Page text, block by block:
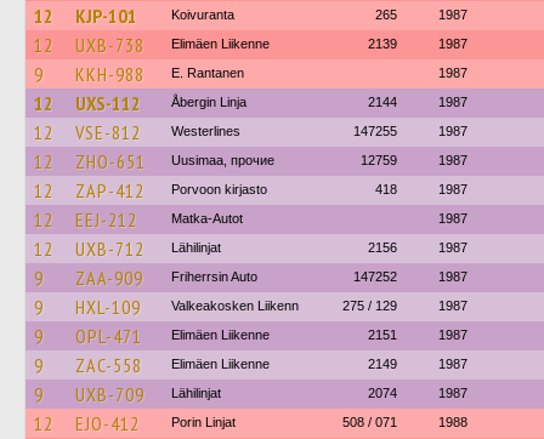
12 KJP-101 Koivuranta 265 1987
12 UXB-738 Elimäen Liikenne 2139 1987
9 KKH-988 E. Rantanen 1987
12 UXS-112 Åbergin Linja 2144 1987
12 VSE-812 Westerlines 147255 1987
12 ZHO-651 Uusimaa, прочие 12759 1987
12 ZAP-412 Porvoon kirjasto 418 1987
12 EEJ-212 Matka-Autot 1987
12 UXB-712 Lähilinjat 2156 1987
9 ZAA-909 Friherrsin Auto 147252 1987
9 HXL-109 Valkeakosken Liikenn 275 / 129 1987
9 OPL-471 Elimäen Liikenne 2151 1987
9 ZAC-558 Elimäen Liikenne 2149 1987
9 UXB-709 Lähilinjat 2074 1987
12 EJO-412 Porin Linjat 508 / 071 1988